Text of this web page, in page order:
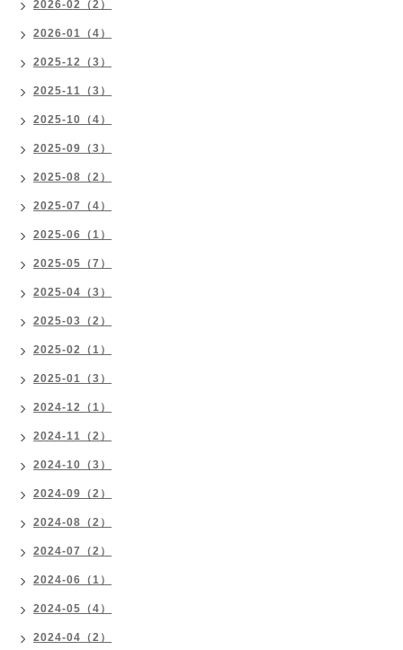
2026-02（2）
2026-01（4）
2025-12（3）
2025-11（3）
2025-10（4）
2025-09（3）
2025-08（2）
2025-07（4）
2025-06（1）
2025-05（7）
2025-04（3）
2025-03（2）
2025-02（1）
2025-01（3）
2024-12（1）
2024-11（2）
2024-10（3）
2024-09（2）
2024-08（2）
2024-07（2）
2024-06（1）
2024-05（4）
2024-04（2）